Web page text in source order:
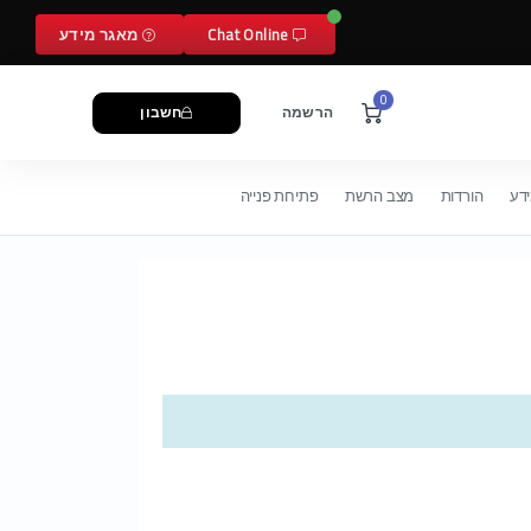
Chat Online מאגר מידע
0 הרשמה חשבון
הורדות מצב הרשת פתיחת פנייה